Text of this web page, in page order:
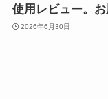
使用レビュー。
2026年6月30日